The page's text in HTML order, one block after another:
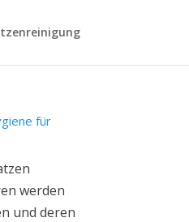
für
werden
und deren